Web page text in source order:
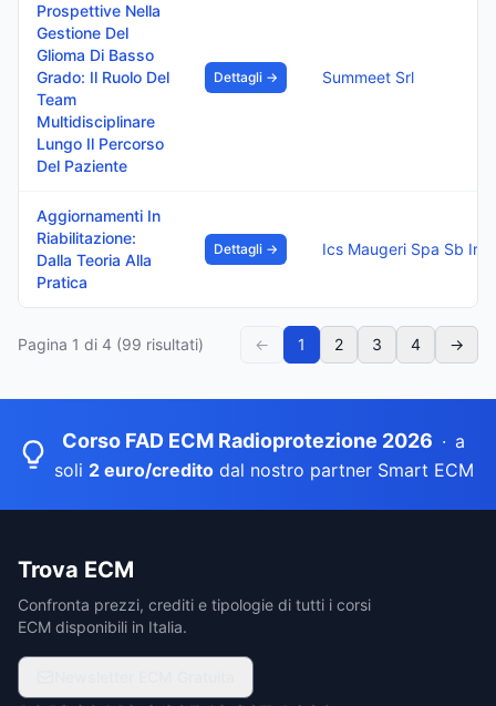
Prospettive Nella
Gestione Del
Glioma Di Basso
Grado: Il Ruolo Del
Team
Multidisciplinare
Lungo Il Percorso
Del Paziente
Dettagli → Summeet Srl
Aggiornamenti In
Riabilitazione:
Dalla Teoria Alla
Pratica
Dettagli → Ics Maugeri Spa Sb
Pagina 1 di 4 (99 risultati) ← 1 2 3 4 →
Corso FAD ECM Radioprotezione 2026 · a
soli 2 euro/creditodal nostro partner Smart ECM
Trova ECM
Confronta prezzi, crediti e tipologie di tutti i corsi
ECM disponibili in Italia.